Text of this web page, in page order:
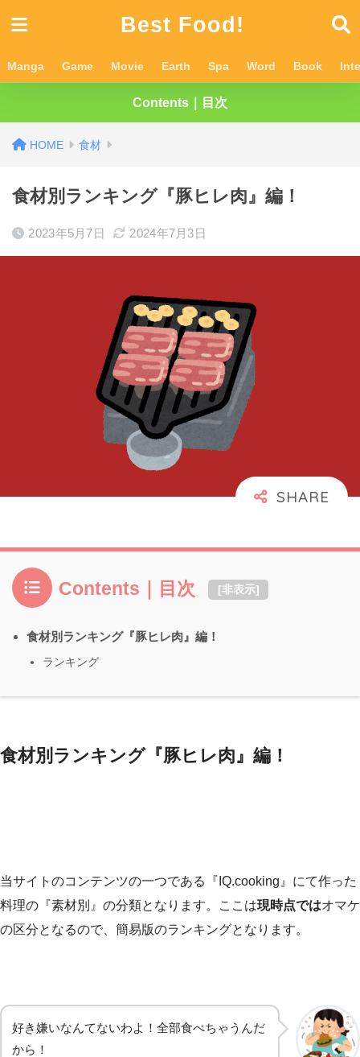
Best Food!
Manga Game Movie Earth Spa Word Book
Contents｜目次
食材
食材別ランキング『豚ヒレ肉』編！
2023年5月7日 2024年7月3日
Contents｜目次 [非表示]
食材別ランキング『豚ヒレ肉』編！
ランキング
食材別ランキング『豚ヒレ肉』編！
当サイトのコンテンツの一つである『IQ.cooking』にて作った
料理の『素材別』の分類となります。ここは現時点ではオマケ
の区分となるので、簡易版のランキングとなります。
好き嫌いなんてないわよ！全部食べちゃうんだ
から！